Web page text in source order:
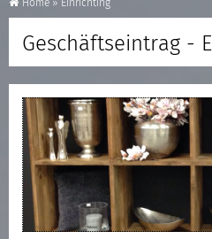
Home » Einrichting
Geschäftseintrag -